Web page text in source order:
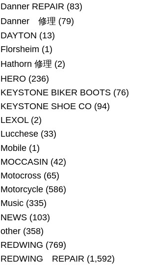
Danner REPAIR (83)
Danner 修理 (79)
DAYTON (13)
Florsheim (1)
Hathorn 修理 (2)
HERO (236)
KEYSTONE BIKER BOOTS(76)
KEYSTONE SHOE CO (94)
LEXOL(2)
Lucchese(33)
Mobile(1)
MOCCASIN (42)
Motocross(65)
Motorcycle(586)
Music(335)
NEWS(103)
other(358)
REDWING (769)
REDWING REPAIR (1,592)